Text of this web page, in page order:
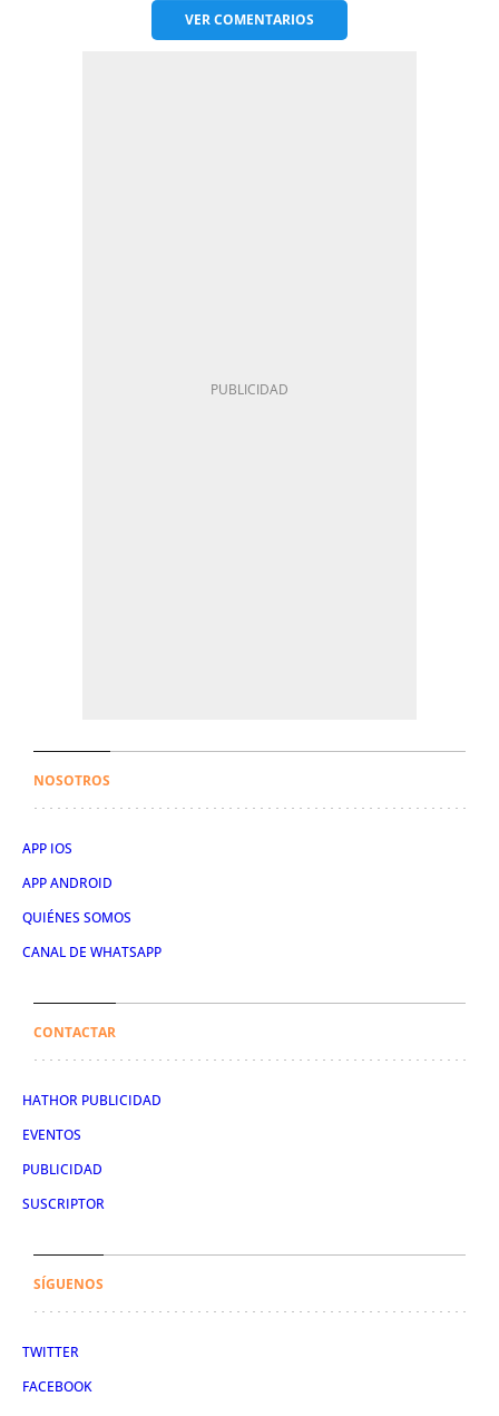
VERCOMENTARIOS
NOSOTROS
APP IOS
APP ANDROID
QUIÉNES SOMOS
CANAL DE WHATSAPP
CONTACTAR
HATHOR PUBLICIDAD
EVENTOS
PUBLICIDAD
SUSCRIPTOR
SÍGUENOS
TWITTER
FACEBOOK